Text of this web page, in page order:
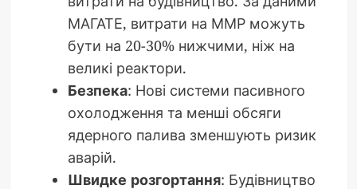
МАГАТЕ, витрати на ММР можуть
бути на 20-30% нижчими, ніж на
великі реактори.
Безпека: Нові системи пасивного
охолодження та менші обсяги
ядерного палива зменшують ризик
аварій.
Швидке розгортання: Будівництво